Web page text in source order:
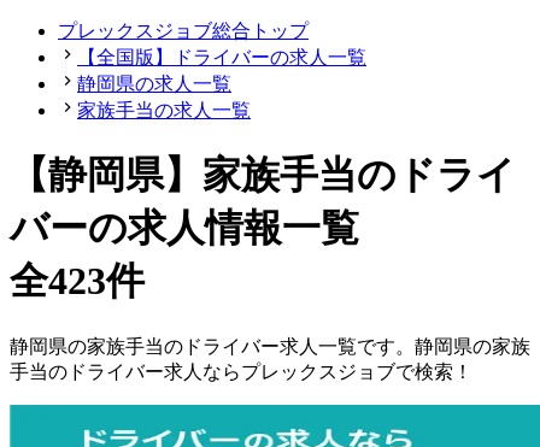
プレックスジョブ総合トップ
【全国版】ドライバーの求人一覧
静岡県の求人一覧
家族手当の求人一覧
【静岡県】家族手当のドライ
バーの求人情報一覧
全423件
静岡県の家族手当の ドライバー求人一覧です。 静岡県の家族
手当の ドライバー求人ならプレックスジョブで検索！